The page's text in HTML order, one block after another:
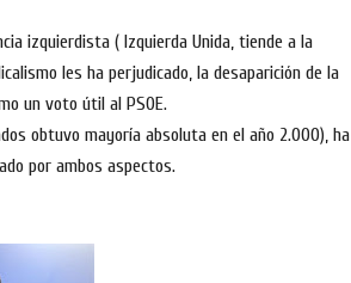
izquierdista ( Izquierda Unida, tiende a la
les ha perjudicado, la desaparición de la
un voto útil al PSOE.
obtuvo mayoría absoluta en el año 2.000), ha
por ambos aspectos.